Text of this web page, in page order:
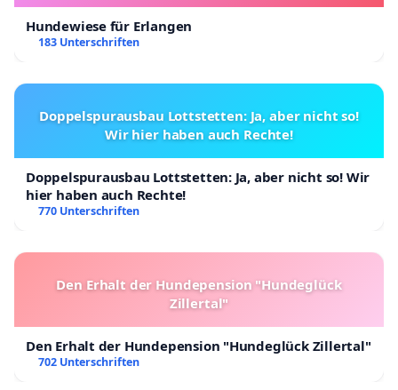
Hundewiese für Erlangen
183 Unterschriften
Doppelspurausbau Lottstetten: Ja, aber nicht so!
Wir hier haben auch Rechte!
Doppelspurausbau Lottstetten: Ja, aber nicht so! Wir
hier haben auch Rechte!
770 Unterschriften
Den Erhalt der Hundepension "Hundeglück
Zillertal"
Den Erhalt der Hundepension "Hundeglück Zillertal"
702 Unterschriften